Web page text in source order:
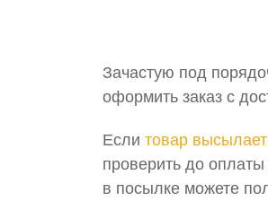
Зачастую под
оформить заказ с
Если товар
проверить до
в посылке можете